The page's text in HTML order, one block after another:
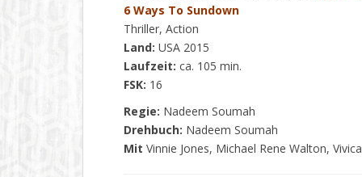
6 Ways To Sundown
Thriller, Action
Land: USA 2015
Laufzeit: ca. 105 min.
FSK: 16
Regie: Nadeem Soumah
Drehbuch: Nadeem Soumah
Mit Vinnie Jones, Michael Rene Walton,